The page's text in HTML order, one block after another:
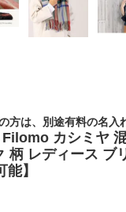
方は、別途有料の名入
Filomo カシミヤ
柄 レディース ブ
】